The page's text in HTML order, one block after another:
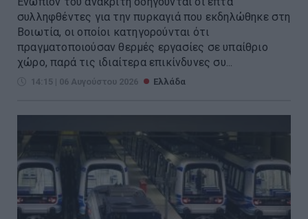
συλληφθέντες για την πυρκαγιά που εκδηλώθηκε στη
Βοιωτία, οι οποίοι κατηγορούνται ότι
πραγματοποιούσαν θερμές εργασίες σε υπαίθριο
χώρο, παρά τις ιδιαίτερα επικίνδυνες συ...
14:15 | 06 Αυγούστου 2026 Ελλάδα